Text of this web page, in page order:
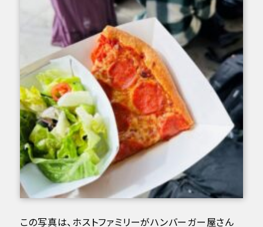
この写真は、ホストファミリーがハンバーガー屋さん